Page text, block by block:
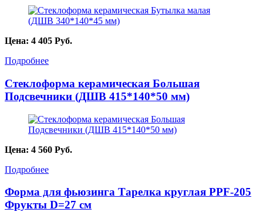
Цена: 4 405 Руб.
Подробнее
Стеклоформа керамическая Большая
Подсвечники (ДШВ 415*140*50 мм)
Цена: 4 560 Руб.
Подробнее
Форма для фьюзинга Тарелка круглая PPF-205
Фрукты D=27 см